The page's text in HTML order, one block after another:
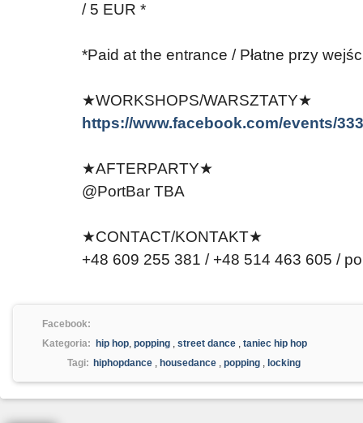
/ 5 EUR *
*Paid at the entrance / Płatne przy
★WORKSHOPS/WARSZTATY★
https://www.facebook.com/events/
★AFTERPARTY★
@PortBar TBA
★CONTACT/KONTAKT★
+48 609 255 381 / +48 514 463 605 /
Facebook:
Kategoria:
hip hop, popping , street dance , taniec hip hop
Tagi: hiphopdance , housedance , popping , locking